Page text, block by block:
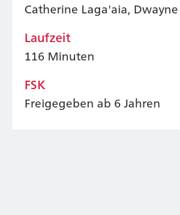
Catherine Laga'aia,
Laufzeit
116 Minuten
FSK
Freigegeben ab 6 Jahren